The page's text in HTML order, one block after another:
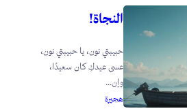
النجاة!
حبيبتي نون، يا حبيبتي نون،
عسى عيدكِ كان سعيدًا،
وإن...
هجيرة